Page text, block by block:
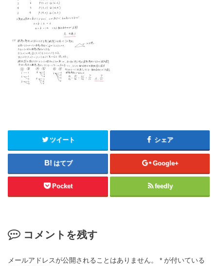
ツイート シェア
はてブ Google+
Pocket feedly
コメントを残す
メールアドレスが公開されることはありません。 * が付いている